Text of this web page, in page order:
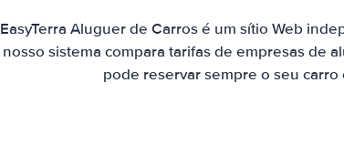
EasyTerra Aluguer de Carros é um sítio Web
nosso sistema compara tarifas de empresas de
pode reservar sempre o seu